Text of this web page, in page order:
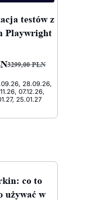
testów z
Playwright
3299,00PLN
28.09.26,
07.12.26,
25.01.27
co to
używać w